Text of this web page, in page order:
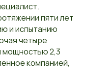
пяти лет
и испытанию
четыре
мощностью 2,3
компанией,